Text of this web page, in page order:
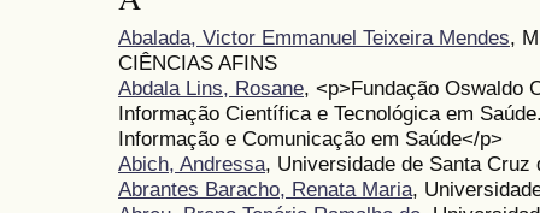
Abalada, Victor Emmanuel Teixeira Mendes,
CIÊNCIAS AFINS
Abdala Lins, Rosane, <p>Fundação Oswaldo
Informação Científica e Tecnológica em
Informação e Comunicação em Saúde</p>
Abich, Andressa, Universidade de Santa Cruz
Abrantes Baracho, Renata Maria,